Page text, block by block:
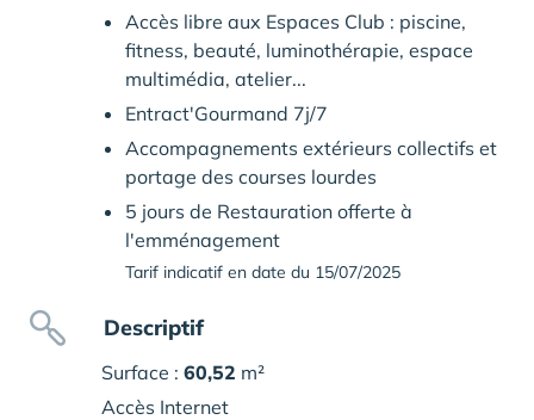
Accès libre aux Espaces Club : piscine,
fitness, beauté, luminothérapie, espace
multimédia, atelier...
Entract'Gourmand 7j/7
Accompagnements extérieurs collectifs et
portage des courses lourdes
5 jours de Restauration offerte à
l'emménagement
Tarif indicatif en date du 15/07/2025
Descriptif
Surface : 60,52 m²
Accès Internet